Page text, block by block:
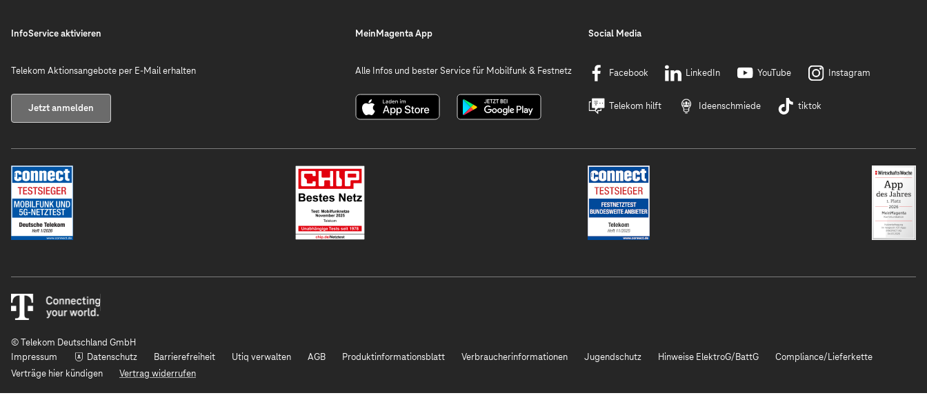
InfoService aktivieren
Telekom Aktionsangebote per E-Mail erhalten
Jetzt anmelden
MeinMagenta App
Alle Infos und bester Service für Mobilfunk & Festnetz
Social Media
Facebook LinkedIn YouTube Instagram
Telekom hilft Ideenschmiede tiktok
© Telekom Deutschland GmbH
Impressum
Datenschutz Barrierefreiheit Utiq verwalten AGB Produktinformationsblatt Verbraucherinformationen Jugendschutz Hinweise ElektroG/BattG
Compliance/Lieferkette
Verträge hier kündigen
Vertrag widerrufen